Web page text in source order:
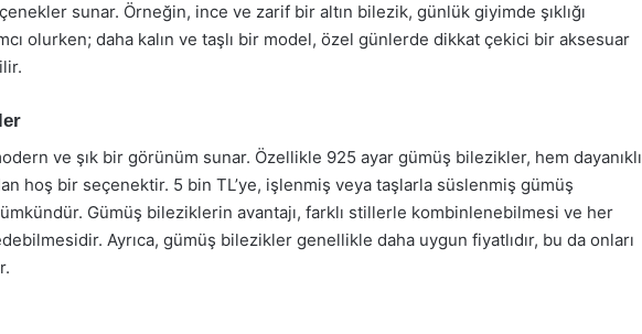
sunar. Örneğin, ince ve zarif bir altın bilezik, günlük giyimde şıklığı
olurken; daha kalın ve taşlı bir model, özel günlerde dikkat çekici bir aksesuar
ve şık bir görünüm sunar. Özellikle 925 ayar gümüş bilezikler, hem dayanıklı
hoş bir seçenektir. 5 bin TL’ye, işlenmiş veya taşlarla süslenmiş gümüş
Gümüş bileziklerin avantajı, farklı stillerle kombinlenebilmesi ve her
Ayrıca, gümüş bilezikler genellikle daha uygun fiyatlıdır, bu da onları